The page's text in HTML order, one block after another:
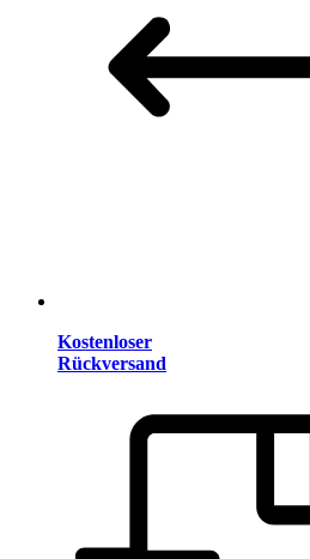
Kostenloser
Rückversand